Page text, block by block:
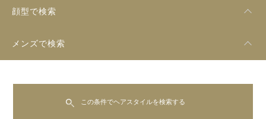
顔型で検索
メンズで検索
この条件でヘアスタイルを検索する